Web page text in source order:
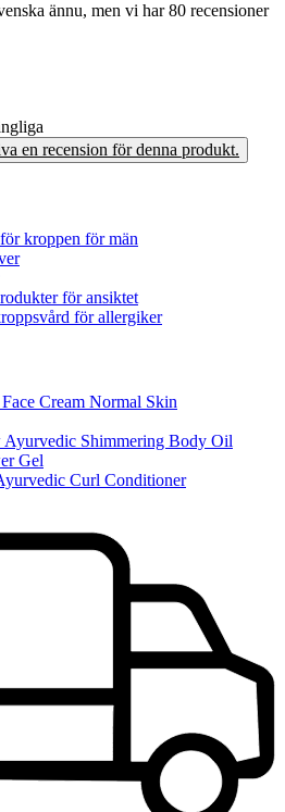
ännu, men vi har 80 recensioner
en recension för denna produkt.
kroppen för män
för ansiktet
för allergiker
Cream Normal Skin
Shimmering Body Oil
Gel
Curl Conditioner